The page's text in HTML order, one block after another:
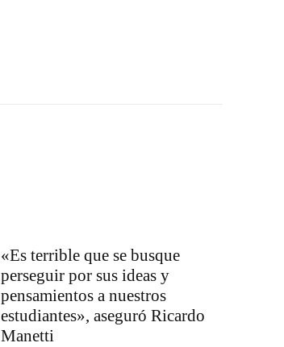
«Es terrible que se busque
perseguir por sus ideas y
pensamientos a nuestros
estudiantes», aseguró Ricardo
Manetti